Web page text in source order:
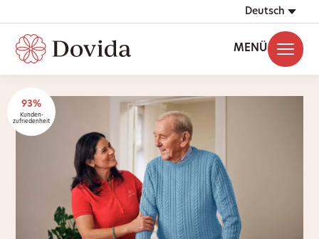
Deutsch
MENÜ
93%
Kunden-
zufriedenheit